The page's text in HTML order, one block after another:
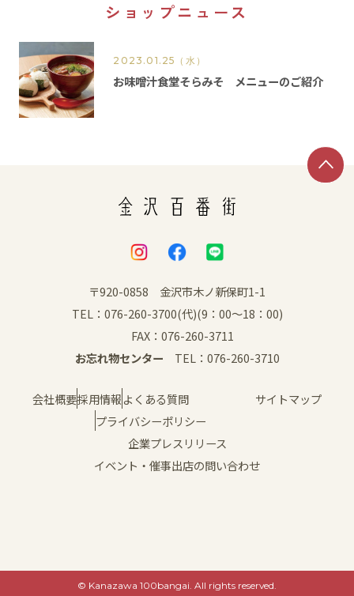
ショップニュース
2023.01.25 （水）
お味噌汁食堂そらみそ メニューのご紹介
〒920-0858 金沢市木ノ新保町1-1
TEL：076-260-3700(代)(9：00～18：00)
FAX：076-260-3711
お忘れ物センター TEL：076-260-3710
会社概要採用情報よくある質問
サイトマップ
プライバシーポリシー
企業プレスリリース
イベント・催事出店の問い合わせ
© Kanazawa 100bangai. All rights reserved.